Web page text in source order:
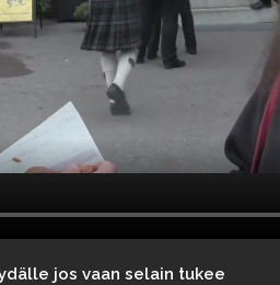
jos vaan selain tukee